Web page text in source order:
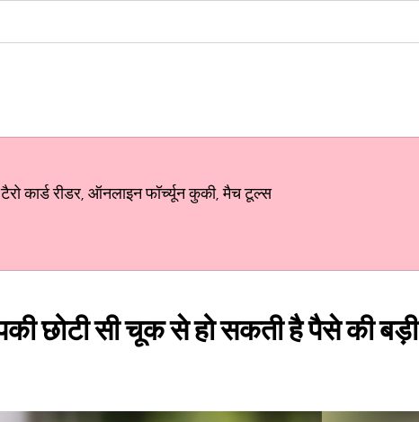
कार्ड रीडर, ऑनलाइन फॉर्च्यून कुकी, मैच टूल्स
छोटी सी चूक से हो सकती है पैसे की बड़ी